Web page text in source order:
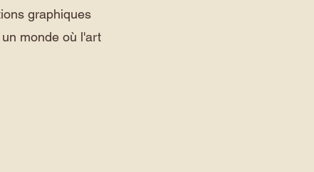
graphiques
monde où l'art